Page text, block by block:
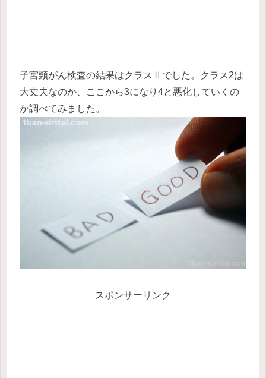
子宮頸がん検査の結果はクラスⅡでした。クラス2は
大丈夫なのか、ここから3になり4と悪化していくの
か調べてみました。
スポンサーリンク